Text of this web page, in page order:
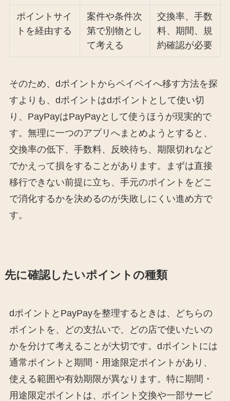
ポイントサイ
トを経由する
案件や条件次
第で別物とし
て考える
交換率、手数
料、期間、規
約確認が必要
そのため、dポイントからペイペイへ移す方法を探
すよりも、dポイントはdポイントとして使い切
り、PayPayはPayPayとして使うほうが現実的で
す。無理に一つのアプリへまとめようとすると、
交換率の低下、手数料、反映待ち、期限切れなど
でかえって損をすることがあります。まずは直接
移行できない前提に立ち、手元のポイントをどこ
で消化するかを決めるのが失敗しにくい進め方で
す。
先に確認したいポイントの種類
dポイントとPayPayを整理するときは、どちらの
ポイントを、どの支払いで、どの店で使いたいの
かを分けて考えることが大切です。dポイントには
通常ポイントと期間・用途限定ポイントがあり、
使える範囲や有効期限が異なります。特に期間・
用途限定ポイントは、ポイント交換や一部サービ